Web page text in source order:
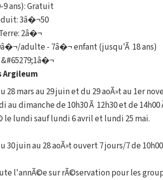
9 ans): Gratuit
3â�¬50
2â�¬
adulte - 7â�¬ enfant (jusqu'Ã 18 ans)
&#65279;1â�¬
Argileum
28 mars au 29 juin et du 29 aoÃ»t au 1er
au dimanche de 10h30 Ã 12h30 et de 14h00
le lundi sauf lundi 6 avril et lundi 25 mai.
30 juin au 28 aoÃ»t ouvert 7 jours/7 de
l'annÃ©e sur rÃ©servation pour les